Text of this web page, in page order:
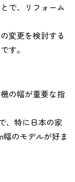
で、リフォーム
変更を検討する
す。
の幅が重要な指
、特に日本の家
のモデルが好ま